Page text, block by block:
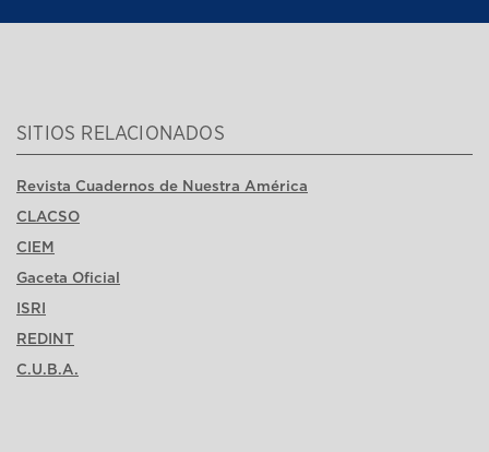
SITIOS RELACIONADOS
Revista Cuadernos de Nuestra América
CLACSO
CIEM
Gaceta Oficial
ISRI
REDINT
C.U.B.A.